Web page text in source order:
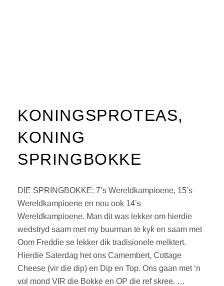
KONINGSPROTEAS,
KONING
SPRINGBOKKE
DIE SPRINGBOKKE: 7’s Wereldkampioene, 15’s
Wereldkampioene en nou ook 14’s
Wereldkampioene. Man dit was lekker om hierdie
wedstryd saam met my buurman te kyk en saam met
Oom Freddie se lekker dik tradisionele melktert.
Hierdie Saterdag het ons Camembert, Cottage
Cheese (vir die dip) en Dip en Top. Ons gaan met ‘n
vol mond VIR die Bokke en OP die ref skree. …